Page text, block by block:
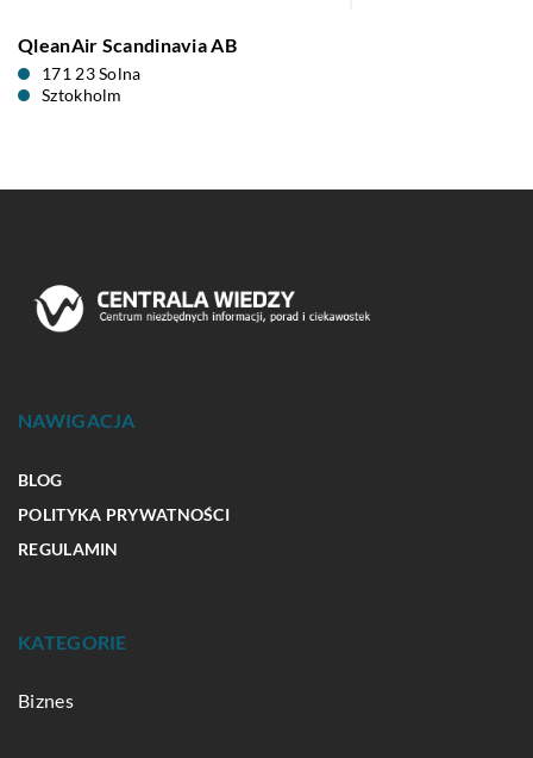
QleanAir Scandinavia AB
171 23 Solna
Sztokholm
NAWIGACJA
BLOG
POLITYKA PRYWATNOŚCI
REGULAMIN
KATEGORIE
Biznes